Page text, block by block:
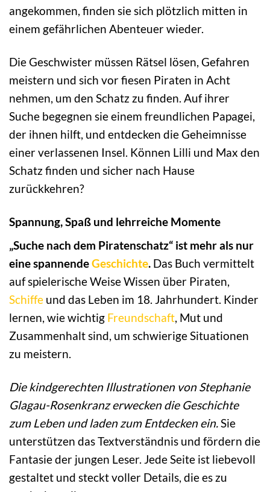
angekommen, finden sie sich plötzlich mitten in
einem gefährlichen Abenteuer wieder.
Die Geschwister müssen Rätsel lösen, Gefahren
meistern und sich vor fiesen Piraten in Acht
nehmen, um den Schatz zu finden. Auf ihrer
Suche begegnen sie einem freundlichen Papagei,
der ihnen hilft, und entdecken die Geheimnisse
einer verlassenen Insel. Können Lilli und Max den
Schatz finden und sicher nach Hause
zurückkehren?
Spannung, Spaß und lehrreiche Momente
„Suche nach dem Piratenschatz“ ist mehr als nur
eine spannendeGeschichte. Das Buch vermittelt
auf spielerische Weise Wissen über Piraten,
Schiffe und das Leben im 18. Jahrhundert. Kinder
lernen, wie wichtig Freundschaft, Mut und
Zusammenhalt sind, um schwierige Situationen
zu meistern.
Die kindgerechten Illustrationen von Stephanie
Glagau-Rosenkranz erwecken die Geschichte
zum Leben und laden zum Entdecken ein.Sie
unterstützen das Textverständnis und fördern die
Fantasie der jungen Leser. Jede Seite ist liebevoll
gestaltet und steckt voller Details, die es zu